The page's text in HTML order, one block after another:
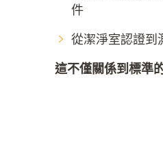
件
從潔淨室認證到
這不僅關係到標準